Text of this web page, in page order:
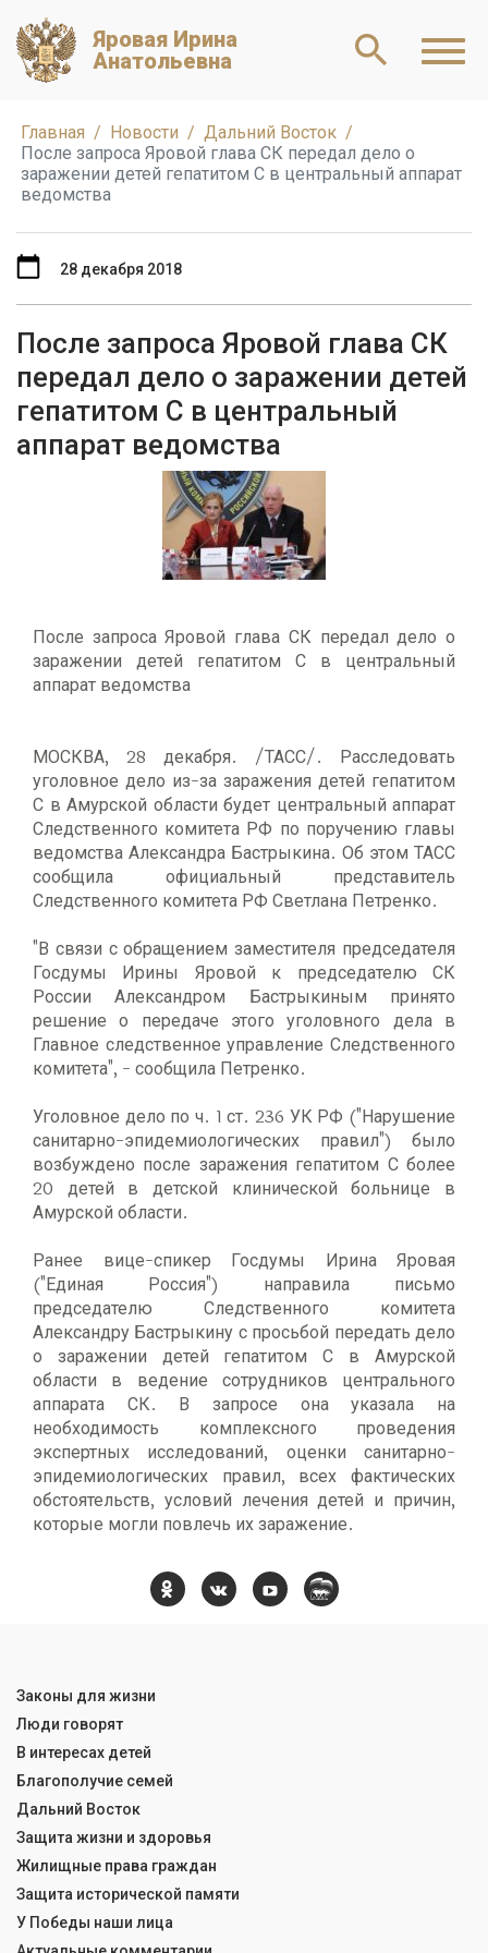
Яровая Ирина
Анатольевна
Главная Новости
Дальний Восток
После запроса Яровой глава СК передал дело о
заражении детей гепатитом С в центральный аппарат
ведомства
После запроса Яровой глава СК
передал дело о заражении детей
гепатитом С в центральный
аппарат ведомства
28 декабря 2018
После запроса Яровой глава СК передал дело о
заражении детей гепатитом С в центральный
аппарат ведомства
МОСКВА, 28 декабря. /ТАСС/. Расследовать
уголовное дело из-за заражения детей гепатитом
С в Амурской области будет центральный аппарат
Следственного комитета РФ по поручению главы
ведомства Александра Бастрыкина. Об этом ТАСС
сообщила официальный представитель
Следственного комитета РФ Светлана Петренко.
"В связи с обращением заместителя председателя
Госдумы Ирины Яровой к председателю СК
России Александром Бастрыкиным принято
решение о передаче этого уголовного дела в
Главное следственное управление Следственного
комитета", - сообщила Петренко.
Уголовное дело по ч. 1 ст. 236 УК РФ ("Нарушение
санитарно-эпидемиологических правил") было
возбуждено после заражения гепатитом С более
20 детей в детской клинической больнице в
Амурской области.
Ранее вице-спикер Госдумы Ирина Яровая
("Единая Россия") направила письмо
председателю Следственного комитета
Александру Бастрыкину с просьбой передать дело
о заражении детей гепатитом С в Амурской
области в ведение сотрудников центрального
аппарата СК. В запросе она указала на
необходимость комплексного проведения
экспертных исследований, оценки санитарно-
эпидемиологических правил, всех фактических
обстоятельств, условий лечения детей и причин,
которые могли повлечь их заражение.
Законы для жизни
Люди говорят
В интересах детей
Благополучие семей
Дальний Восток
Защита жизни и здоровья
Жилищные права граждан
Защита исторической памяти
У Победы наши лица